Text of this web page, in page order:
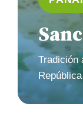
Tradición